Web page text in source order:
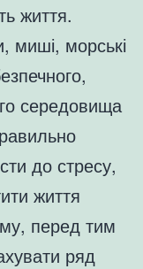
життя.
миші, морські
середовища
до стресу,
життя
перед тим
ряд